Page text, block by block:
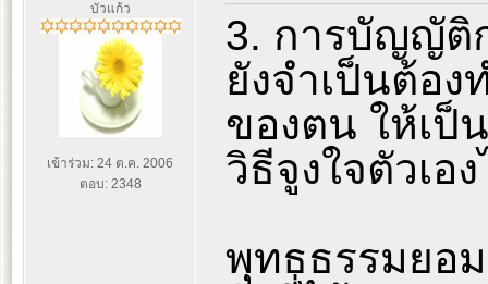
บัวแก้ว
เข้าร่วม: 24 ต.ค. 2006
ตอบ: 2348
3. การบัญญัติ
ยังจำเป็นต้อง
ของตน ให้เป็
วิธีจูงใจตัวเอ
พุทธธรรมยอม